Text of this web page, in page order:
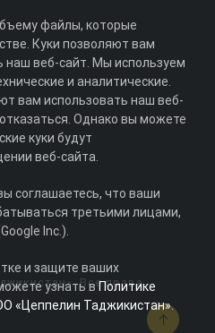
Все права
файлы, которые
Куки позволяют вам
наш веб-сайт. Мы используем
и аналитические.
вам использовать наш веб-
Однако вы можете
куки будут
веб-сайта.
соглашаетесь, что ваши
третьими лицами,
Inc.).
и защите ваших
узнать вПолитике
«Цеппелин Таджикистан».